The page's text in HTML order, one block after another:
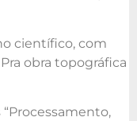
científico, com
obra topográfica